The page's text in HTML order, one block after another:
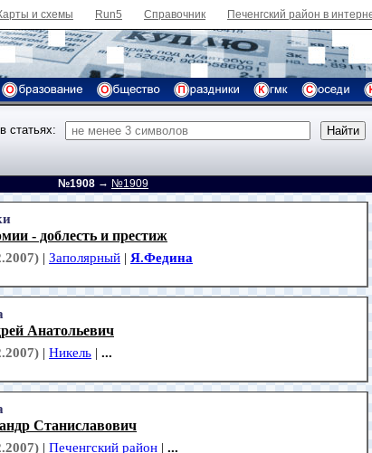
и схемы Run5 Справочник Печенгский район в
статьях:
№1908 → №1909
- доблесть и престиж
| Заполярный | Я.Федина
Анатольевич
| Никель | ...
Станиславович
| Печенгский район | ...